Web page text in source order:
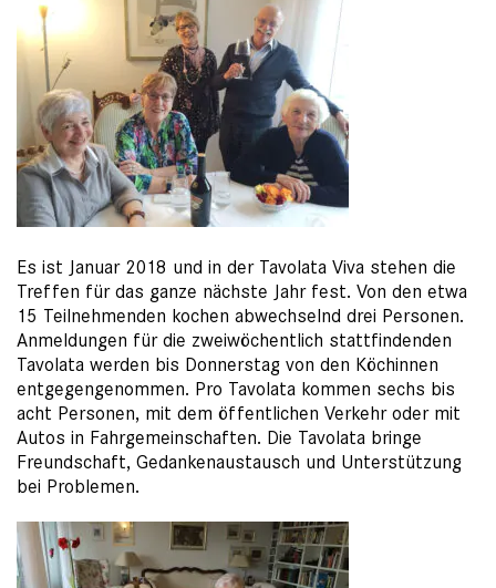
Es ist Januar 2018 und in der Tavolata Viva stehen die
Treffen für das ganze nächste Jahr fest. Von den etwa
15 Teilnehmenden kochen abwechselnd drei Personen.
Anmeldungen für die zweiwöchentlich stattfindenden
Tavolata werden bis Donnerstag von den Köchinnen
entgegengenommen. Pro Tavolata kommen sechs bis
acht Personen, mit dem öffentlichen Verkehr oder mit
Autos in Fahrgemeinschaften. Die Tavolata bringe
Freundschaft, Gedankenaustausch und Unterstützung
bei Problemen.